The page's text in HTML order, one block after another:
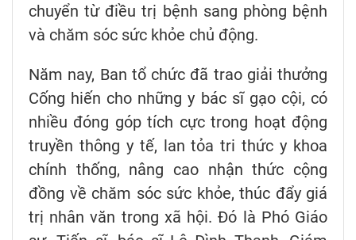
chuyển từ điều trị bệnh sang phòng bệnh
và chăm sóc sức khỏe chủ động.
Năm nay, Ban tổ chức đã trao giải thưởng
Cống hiến cho những y bác sĩ gạo cội, có
nhiều đóng góp tích cực trong hoạt động
truyền thông y tế, lan tỏa tri thức y khoa
chính thống, nâng cao nhận thức cộng
đồng về chăm sóc sức khỏe, thúc đẩy giá
trị nhân văn trong xã hội. Đó là Phó Giáo